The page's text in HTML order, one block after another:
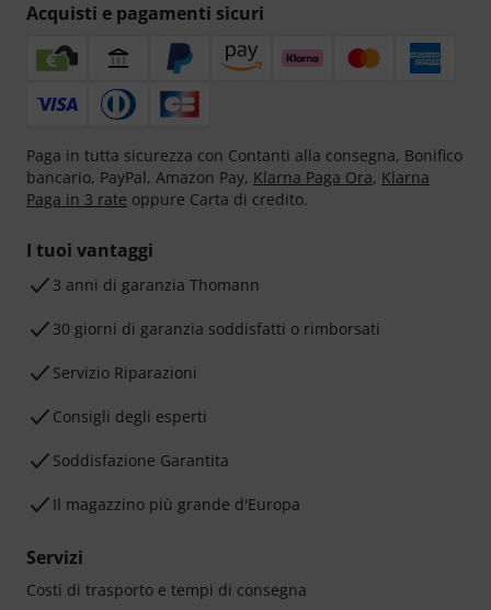
Acquisti e pagamenti sicuri
Paga in tutta sicurezza con Contanti alla consegna, Bonifico
bancario, PayPal, Amazon Pay, Klarna Paga Ora, Klarna
Paga in 3 rate oppure Carta di credito.
I tuoi vantaggi
3 anni di garanzia Thomann
30 giorni di garanzia soddisfatti o rimborsati
Servizio Riparazioni
Consigli degli esperti
Soddisfazione Garantita
Il magazzino più grande d'Europa
Servizi
Costi di trasporto e tempi di consegna